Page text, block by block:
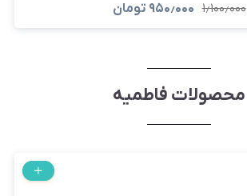
۱٫۱۰۰٫۰۰۰ ۹۵۰٫۰۰۰ تومان
محصولات فاطمیه